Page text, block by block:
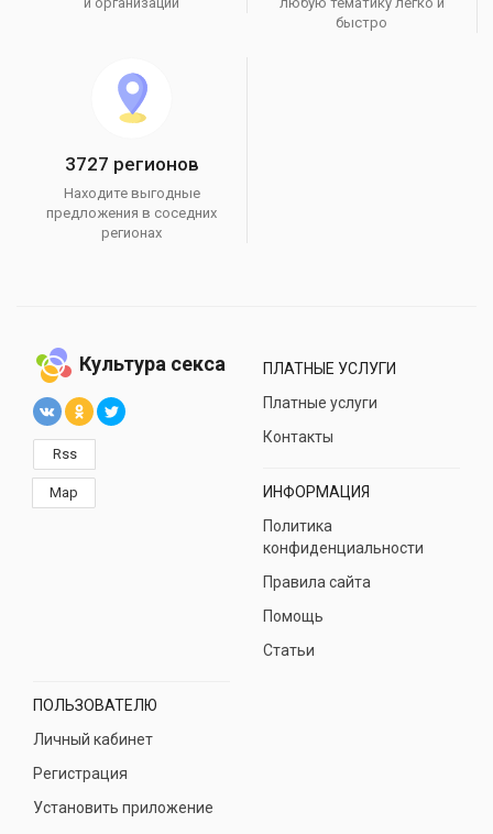
быстро
3727 регионов
Находите выгодные
предложения в соседних
регионах
Культура секса
Rss
Map
ПЛАТНЫЕ УСЛУГИ
Платные услуги
Контакты
ИНФОРМАЦИЯ
Политика
конфиденциальности
Правила сайта
Помощь
Статьи
ПОЛЬЗОВАТЕЛЮ
Личный кабинет
Регистрация
Установить приложение